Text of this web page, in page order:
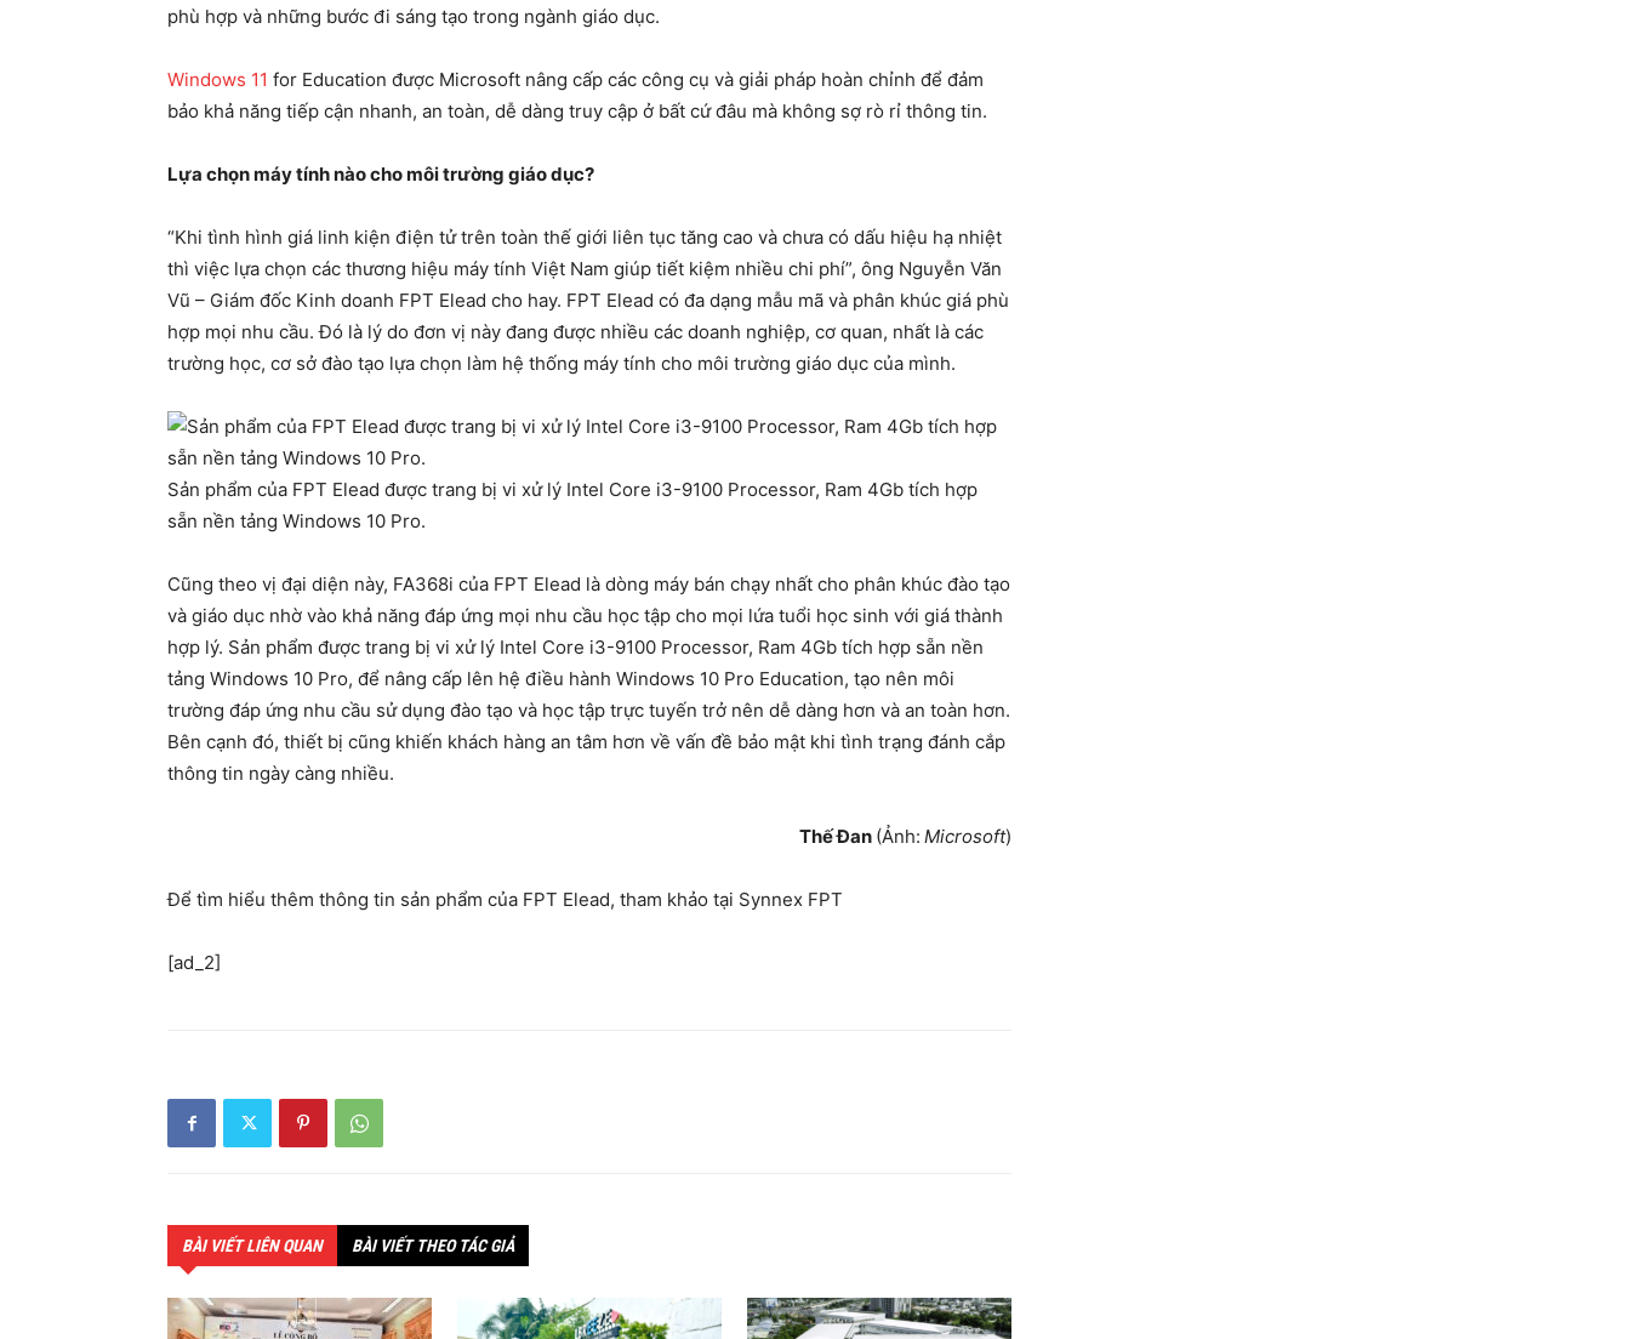
phù hợp và những bước đi sáng tạo trong ngành giáo dục.
Windows 11 for Education được Microsoft nâng cấp các công cụ và giải pháp hoàn chỉnh để đảm
bảo khả năng tiếp cận nhanh, an toàn, dễ dàng truy cập ở bất cứ đâu mà không sợ rò rỉ thông tin.
Lựa chọn máy tính nào cho môi trường giáo dục?
“Khi tình hình giá linh kiện điện tử trên toàn thế giới liên tục tăng cao và chưa có dấu hiệu hạ nhiệt
thì việc lựa chọn các thương hiệu máy tính Việt Nam giúp tiết kiệm nhiều chi phí”, ông Nguyễn Văn
Vũ – Giám đốc Kinh doanh FPT Elead cho hay. FPT Elead có đa dạng mẫu mã và phân khúc giá phù
hợp mọi nhu cầu. Đó là lý do đơn vị này đang được nhiều các doanh nghiệp, cơ quan, nhất là các
trường học, cơ sở đào tạo lựa chọn làm hệ thống máy tính cho môi trường giáo dục của mình.
Sản phẩm của FPT Elead được trang bị vi xử lý Intel Core i3-9100 Processor, Ram 4Gb tích hợp
sẵn nền tảng Windows 10 Pro.
Cũng theo vị đại diện này, FA368i của FPT Elead là dòng máy bán chạy nhất cho phân khúc đào tạo
và giáo dục nhờ vào khả năng đáp ứng mọi nhu cầu học tập cho mọi lứa tuổi học sinh với giá thành
hợp lý. Sản phẩm được trang bị vi xử lý Intel Core i3-9100 Processor, Ram 4Gb tích hợp sẵn nền
tảng Windows 10 Pro, để nâng cấp lên hệ điều hành Windows 10 Pro Education, tạo nên môi
trường đáp ứng nhu cầu sử dụng đào tạo và học tập trực tuyến trở nên dễ dàng hơn và an toàn hơn.
Bên cạnh đó, thiết bị cũng khiến khách hàng an tâm hơn về vấn đề bảo mật khi tình trạng đánh cắp
thông tin ngày càng nhiều.
Thế Đan (Ảnh: Microsoft)
Để tìm hiểu thêm thông tin sản phẩm của FPT Elead, tham khảo tại Synnex FPT
[ad_2]
BÀI VIẾT LIÊN QUAN BÀI VIẾT THEO TÁC GIẢ